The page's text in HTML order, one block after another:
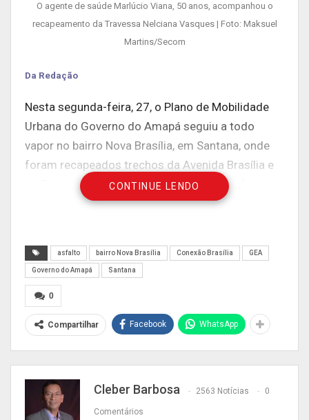
O agente de saúde Marlúcio Viana, 50 anos, acompanhou o
recapeamento da Travessa Nelciana Vasques | Foto: Maksuel
Martins/Secom
Da Redação
Nesta segunda-feira, 27, o Plano de Mobilidade
Urbana do Governo do Amapá seguiu a todo
vapor no bairro Nova Brasília, em Santana, onde
foram recapeados trechos da Avenida Brasília e
da Travessa Nelciana Vasques. O serviço foi
acompanhado de perto por moradores dessas
anos.
CONTINUE LENDO
asfalto bairro Nova Brasília Conexão Brasília GEA
Governo do Amapá Santana
0
Compartilhar Facebook WhatsApp
Cleber Barbosa 2563 Notícias 0
Comentários